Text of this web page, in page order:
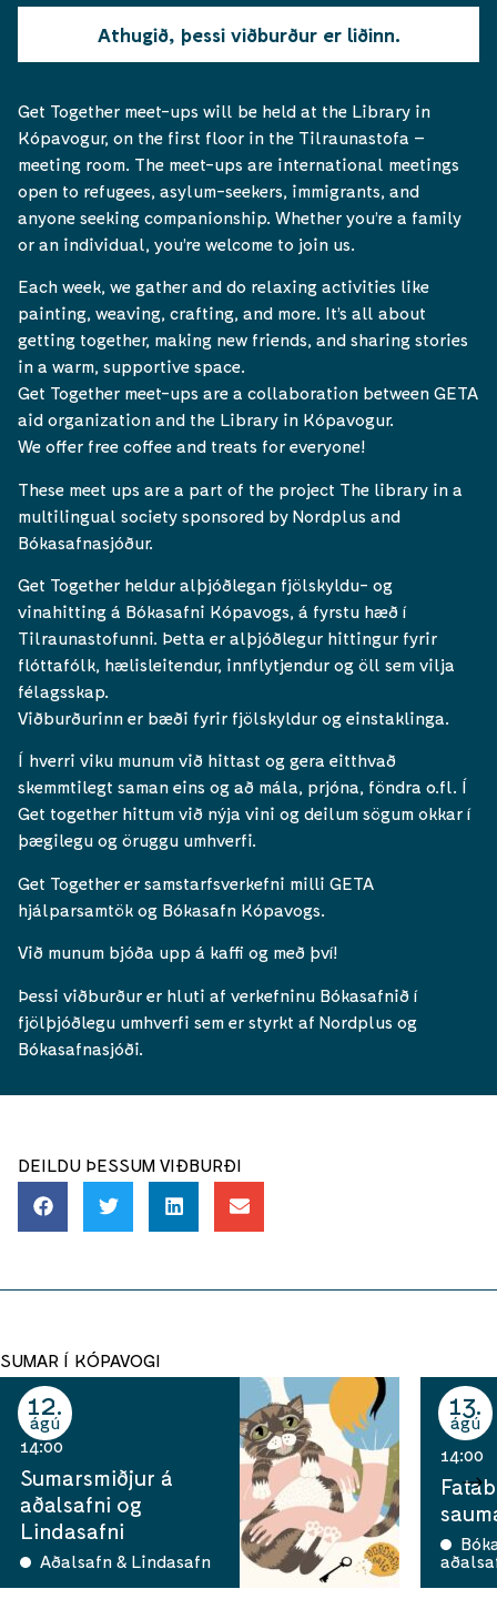
Athugið, þessi viðburður er liðinn.
Get Together meet-ups will be held at the Library in
Kópavogur, on the first floor in the Tilraunastofa –
meeting room. The meet-ups are international meetings
open to refugees, asylum-seekers, immigrants, and
anyone seeking companionship. Whether you’re a family
or an individual, you’re welcome to join us.
Each week, we gather and do relaxing activities like
painting, weaving, crafting, and more. It’s all about
getting together, making new friends, and sharing stories
in a warm, supportive space.
Get Together meet-ups are a collaboration between GETA
aid organization and the Library in Kópavogur.
We offer free coffee and treats for everyone!
These meet ups are a part of the project The library in a
multilingual society sponsored by Nordplus and
Bókasafnasjóður.
Get Together heldur alþjóðlegan fjölskyldu- og
vinahitting á Bókasafni Kópavogs, á fyrstu hæð í
Tilraunastofunni. Þetta er alþjóðlegur hittingur fyrir
flóttafólk, hælisleitendur, innflytjendur og öll sem vilja
félagsskap.
Viðburðurinn er bæði fyrir fjölskyldur og einstaklinga.
Í hverri viku munum við hittast og gera eitthvað
skemmtilegt saman eins og að mála, prjóna, föndra o.fl. Í
Get together hittum við nýja vini og deilum sögum okkar í
þægilegu og öruggu umhverfi.
Get Together er samstarfsverkefni milli GETA
hjálparsamtök og Bókasafn Kópavogs.
Við munum bjóða upp á kaffi og með því!
Þessi viðburður er hluti af verkefninu Bókasafnið í
fjölþjóðlegu umhverfi sem er styrkt af Nordplus og
Bókasafnasjóði.
DEILDU ÞESSUM VIÐBURÐI
SUMAR Í KÓPAVOGI
12
ágú
14:00
Sumarsmiðjur á
aðalsafni og
Lindasafni
Aðalsafn & Lindasafn
13
ágú
14:00